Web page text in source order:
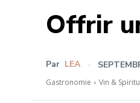
Offrir
Par LEA
Gastronomie Vin &